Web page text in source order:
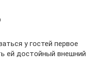
у гостей первое
ей достойный внешний